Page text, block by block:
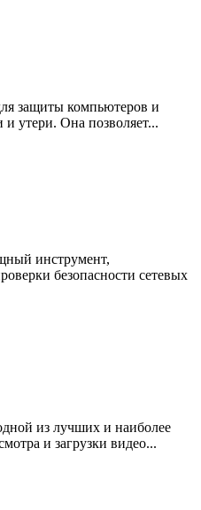
защиты компьютеров и
утери. Она позволяет...
инструмент,
безопасности сетевых
из лучших и наиболее
и загрузки видео...